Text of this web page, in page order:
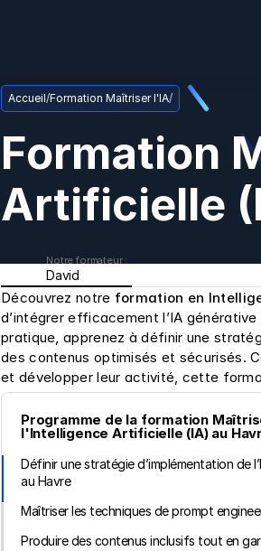
Accueil/Formation Maîtriser l'IA/
Formation
Artificielle
Notre formateur :
David
Découvrez notre formation en
d’intégrer efficacement l’IA
pratique, apprenez à définir une
des contenus optimisés et sécurisés.
et développer leur activité, cette
Programme de la formation
l'Intelligence Artificielle (IA) au
Définir une stratégie d’implémentation de
au Havre
Maîtriser les techniques de prompt
Produire des contenus inclusifs tout en